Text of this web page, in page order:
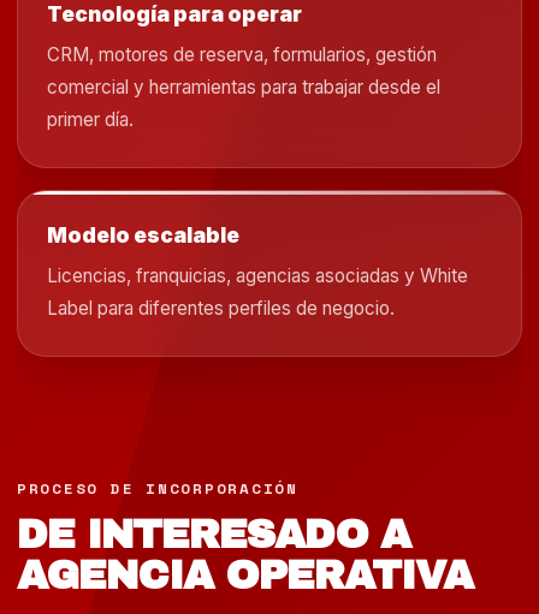
Tecnología para operar
CRM, motores de reserva, formularios, gestión
comercial y herramientas para trabajar desde el
primer día.
Modelo escalable
Licencias, franquicias, agencias asociadas y White
Label para diferentes perfiles de negocio.
PROCESO DE INCORPORACIÓN
DE INTERESADO A
AGENCIA OPERATIVA